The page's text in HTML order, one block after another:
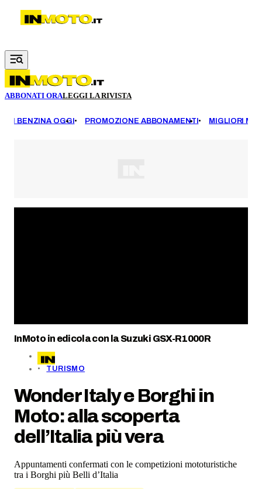
Vai al contenuto principale
ABBONATI ORALEGGI LA RIVISTA
BENZINA OGGI PROMOZIONE ABBONAMENTI MIGLIORI
InMoto in edicola con la Suzuki GSX-R1000R
TURISMO
Wonder Italy e Borghi in
Moto: alla scoperta
dell’Italia più vera
Appuntamenti confermati con le competizioni mototuristiche
tra i Borghi più Belli d’Italia